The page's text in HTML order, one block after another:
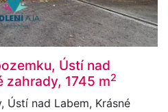
Ústí nad
zahrady, 1745 m2
Ústí nad Labem, Krásné